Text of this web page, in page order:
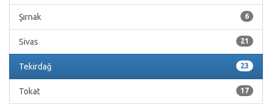
6
Şırnak
21
Sivas
23
Tekirdağ
17
Tokat